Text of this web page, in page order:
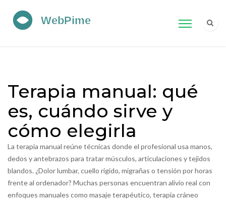
Terapia manual: qué
es, cuándo sirve y
cómo elegirla
La terapia manual reúne técnicas donde el profesional usa manos,
dedos y antebrazos para tratar músculos, articulaciones y tejidos
blandos. ¿Dolor lumbar, cuello rígido, migrañas o tensión por horas
frente al ordenador? Muchas personas encuentran alivio real con
enfoques manuales como masaje terapéutico, terapia cráneo